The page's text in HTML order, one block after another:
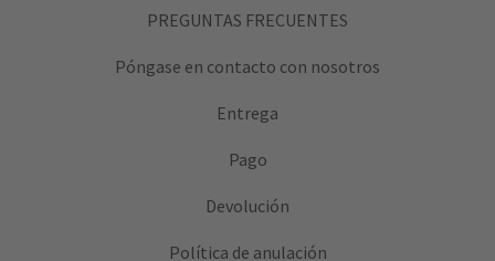
PREGUNTAS FRECUENTES
Póngase en contacto con nosotros
Entrega
Pago
Devolución
Política de anulación